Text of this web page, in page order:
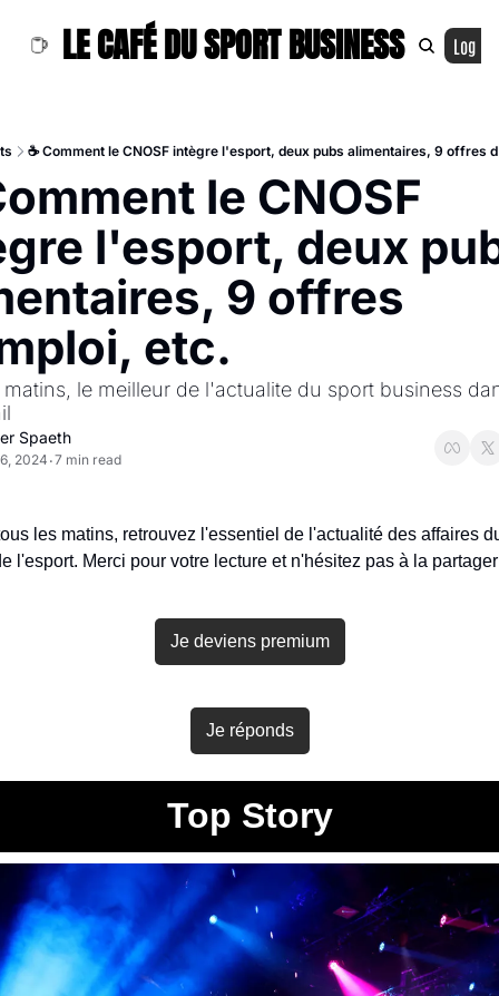
LE CAFÉ DU SPORT BUSINESS Log In
☕ Comment le CNOSF intègre l'esport, deux pubs alimentaires, 9 offres
le CNOSF
l'esport, deux
9 offres
etc.
matins, le meilleur de l'actualite du sport business
Spaeth
2024 •7 min read
les matins, retrouvez l'essentiel de l'actualité des affaires
l'esport. Merci pour votre lecture et n'hésitez pas à la
Je deviens premium
Je réponds
Top Story